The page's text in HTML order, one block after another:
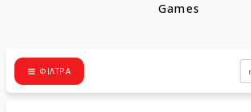
Games
ΦΊΛΤΡΑ